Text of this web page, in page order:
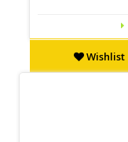
Wishlist